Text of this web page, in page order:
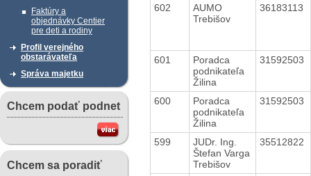
Faktúry a
objednávky Centier
pre deti a rodiny
Profil verejného
obstarávateľa
Správa majetku
Chcem podať podnet
Chcem sa poradiť
602
AUMO
Trebišov
36183113
601
Poradca
podnikateľa
Žilina
31592503
600
Poradca
podnikateľa
Žilina
31592503
599
JUDr. Ing.
Štefan Varga
Trebišov
35512822